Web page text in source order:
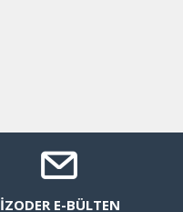
İZODER E-BÜLTEN